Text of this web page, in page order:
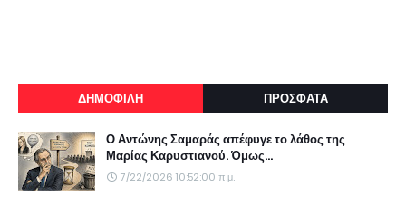
ΔΗΜΟΦΙΛΗ ΠΡΟΣΦΑΤΑ
Ο Αντώνης Σαμαράς απέφυγε το λάθος της
Μαρίας Καρυστιανού. Όμως...
7/22/2026 10:52:00 π.μ.